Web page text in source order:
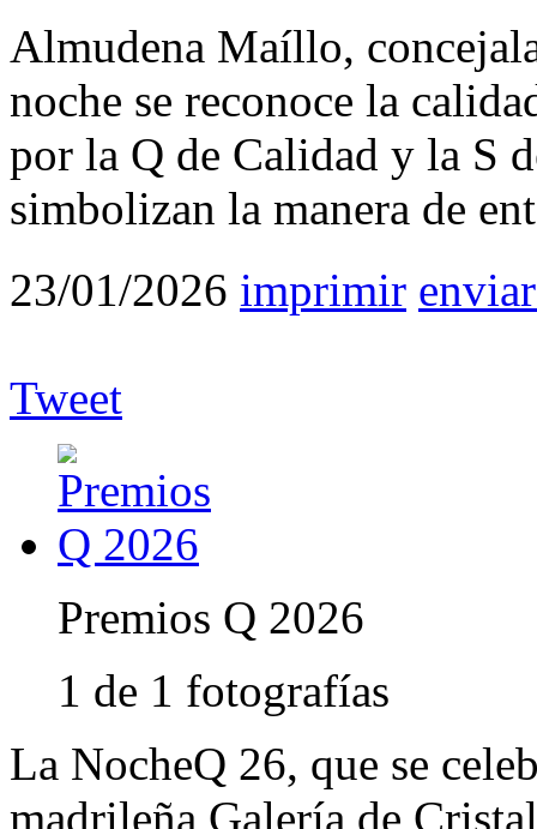
Almudena Maíllo,
noche se reconoce la
por la Q de Calidad y la S
simbolizan la manera de
23/01/2026 imprimir
Tweet
Premios Q 2026
1 de 1 fotografías
La NocheQ 26, que se
madrileña Galería de